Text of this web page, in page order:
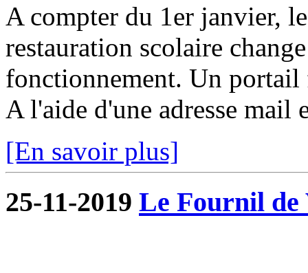
A compter du 1er janvier,
restauration scolaire
fonctionnement. Un
A l'aide d'une adresse mail
[En savoir plus]
25-11-2019 Le Fournil de